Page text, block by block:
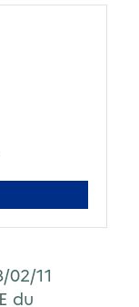
02/11
du